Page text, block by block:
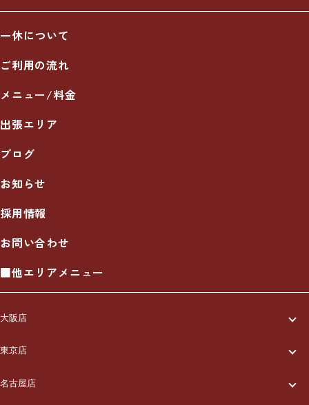
一休について
ご利用の流れ
メニュー/料金
出張エリア
ブログ
お知らせ
採用情報
お問い合わせ
■他エリアメニュー
大阪店
一休について
ご利用の流れ
東京店
一休について
名古屋店